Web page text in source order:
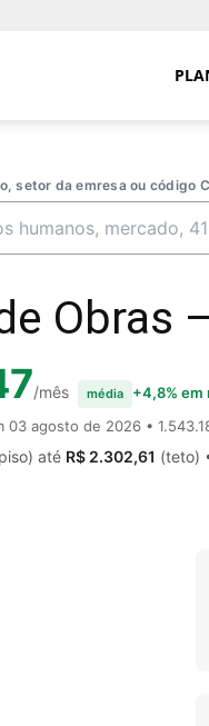
setor da emresa ou código
Obras
/mês média
+4,8% em
03 agosto de 2026 •
até R$ 2.302,61 (teto)